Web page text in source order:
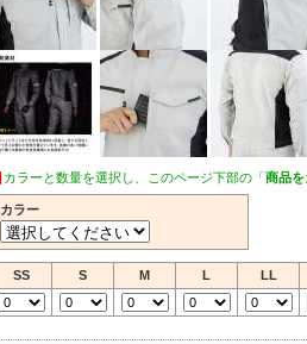
カラーと数量を選択し、このページ下部の「商品を
カラー
SS S M L LL